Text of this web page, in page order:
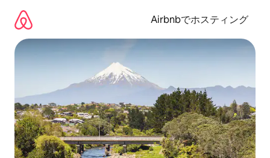
Airbnbでホスティング